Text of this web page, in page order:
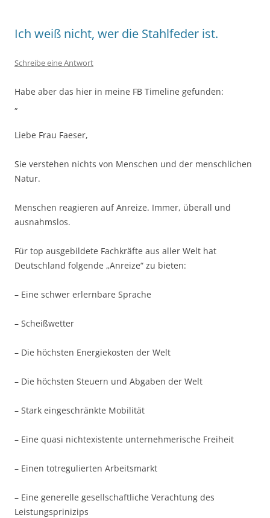
Ich weiß nicht, wer die Stahlfeder ist.
Schreibe eine Antwort
Habe aber das hier in meine FB Timeline gefunden:
„
Liebe Frau Faeser,
Sie verstehen nichts von Menschen und der menschlichen
Natur.
Menschen reagieren auf Anreize. Immer, überall und
ausnahmslos.
Für top ausgebildete Fachkräfte aus aller Welt hat
Deutschland folgende „Anreize“ zu bieten:
– Eine schwer erlernbare Sprache
– Scheißwetter
– Die höchsten Energiekosten der Welt
– Die höchsten Steuern und Abgaben der Welt
– Stark eingeschränkte Mobilität
– Eine quasi nichtexistente unternehmerische Freiheit
– Einen totregulierten Arbeitsmarkt
– Eine generelle gesellschaftliche Verachtung des
Leistungsprinizips